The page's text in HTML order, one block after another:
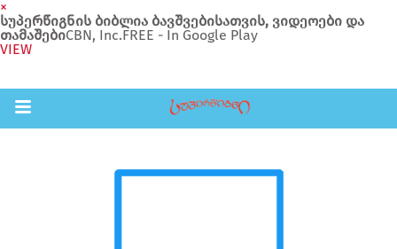
×
სუპერწიგნის ბიბლია ბავშვებისათვის, ვიდეოები და
თამაშებიCBN, Inc.FREE - In Google Play
VIEW
Return to Content